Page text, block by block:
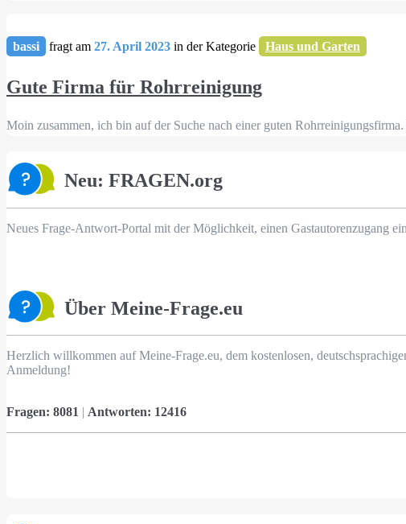
bassi fragt am 27. April 2023 in der Kategorie Haus und Garten
Gute Firma für Rohrreinigung
Moin zusammen, ich bin auf der Suche nach einer guten
Neu: FRAGEN.org
Neues Frage-Antwort-Portal mit der Möglichkeit, einen Gastautorenzugang
Über Meine-Frage.eu
Herzlich willkommen auf Meine-Frage.eu, dem kostenlosen,
Anmeldung!
Fragen: 8081 | Antworten: 12416